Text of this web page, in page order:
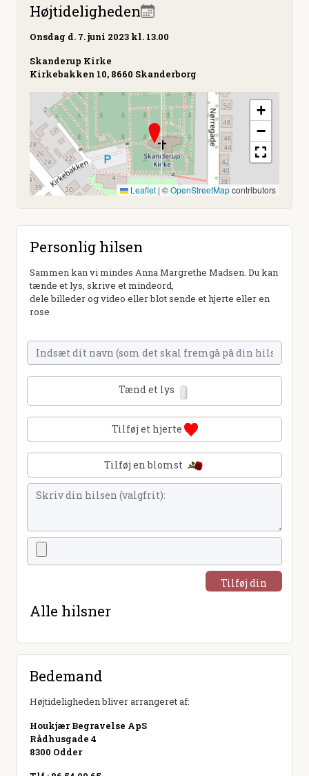
Højtideligheden
Onsdag d. 7. juni 2023 kl. 13.00
Skanderup Kirke
Kirkebakken 10, 8660 Skanderborg
+
−
Leaflet | ©OpenStreetMapcontributors
Personlig hilsen
Sammen kan vi mindes Anna Margrethe Madsen. Du kan
tænde et lys, skrive et mindeord,
dele billeder og video eller blot sende et hjerte eller en
rose
Tænd et lys
Tilføj et hjerte
Tilføj en blomst
Tilføj din
Alle hilsner
Bedemand
Højtideligheden bliver arrangeret af:
Houkjær Begravelse ApS
Rådhusgade 4
8300 Odder